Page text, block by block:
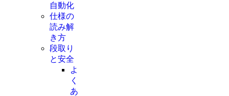
自動化
仕様の
読み解
き方
段取り
と安全
よ
く
あ